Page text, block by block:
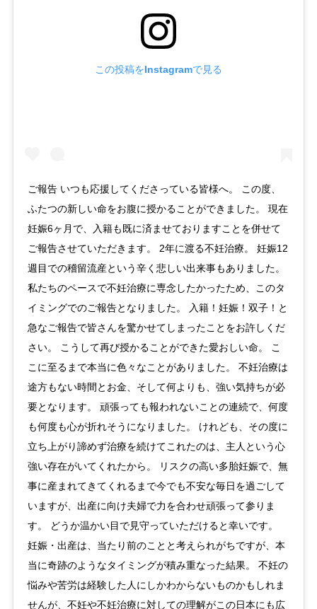
この投稿をInstagramで見る
ご報告 いつも応援してくださっている皆様へ。 この度、
ふたつの新しい命をお腹に授かることができました。 現在
妊娠6ヶ月で、入籍も既に済ませておりますことを併せて
ご報告させていただきます。 2年に渡る不妊治療。 妊娠12
週目での稽留流産という辛く悲しい出来事もありました。
私たちのペースで不妊治療に専念したかったため、このタ
イミングでのご報告となりました。 入籍！妊娠！双子！と
急なご報告で皆さんを驚かせてしまったことをお許しくだ
さい。 こうして再び授かることができた愛おしい命。 こ
こに至るまで本当に色々なことがありました。 不妊治療は
途方もない時間とお金、そして何よりも、強い気持ちが必
要となります。 頑張っても報われないことの連続で、何度
も何度も心が折れそうになりました。 けれども、その度に
立ち上がり諦めず治療を続けてこれたのは、主人という心
強い存在がいてくれたから。 リスクの高い多胎妊娠で、無
事に産まれてきてくれるまで今でも不安な毎日を過ごして
いますが、出産に向け夫婦で力を合わせ頑張って参りま
す。 どうか温かい目で見守っていただけると幸いです。
妊娠・出産は、当たり前のことと考えられがちですが、本
当に奇跡のようなタイミングが積み重なった結果。 不妊の
悩みや苦労は経験した人にしかわからないものかもしれま
せんが、不妊や不妊治療に対しての理解がこの日本にも広